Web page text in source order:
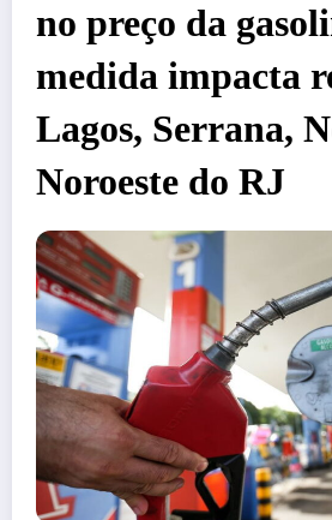
no preço da
medida impacta
Lagos, Serrana,
Noroeste do RJ